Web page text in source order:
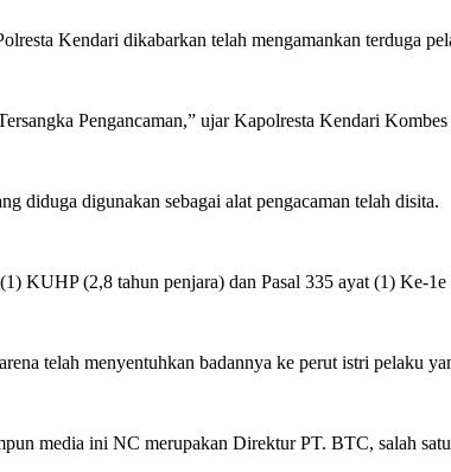
Kendari dikabarkan telah mengamankan terduga
Pengancaman,” ujar Kapolresta Kendari
diduga digunakan sebagai alat pengacaman telah disita.
KUHP (2,8 tahun penjara) dan Pasal 335 ayat (1) Ke-
telah menyentuhkan badannya ke perut istri pelaku
media ini NC merupakan Direktur PT. BTC, salah